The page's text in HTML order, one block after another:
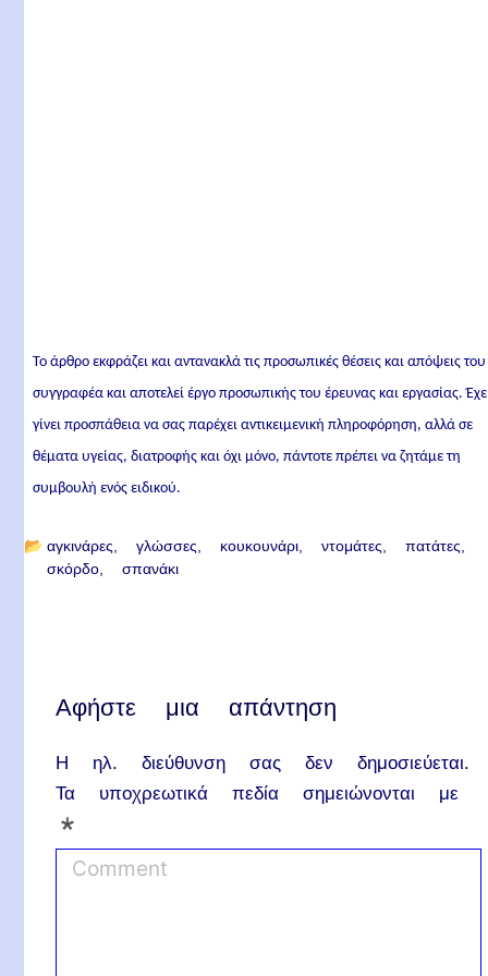
Το άρθρο εκφράζει και αντανακλά τις προσωπικές θέσεις και απόψεις του
συγγραφέα και αποτελεί έργο προσωπικής του έρευνας και εργασίας.
γίνει προσπάθεια να σας παρέχει αντικειμενική πληροφόρηση, αλλά σε
θέματα υγείας, διατροφής και όχι μόνο, πάντοτε πρέπει να ζητάμε τη
συμβουλή ενός ειδικού.
📂 αγκινάρες γλώσσες κουκουνάρι ντομάτες
πατάτες
σκόρδο
σπανάκι
Αφήστε μια απάντηση
Η ηλ. διεύθυνση σας δεν δημοσιεύεται.
Τα υποχρεωτικά πεδία σημειώνονται με
*